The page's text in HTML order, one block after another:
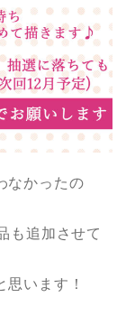
なかったの
も追加させて
います！